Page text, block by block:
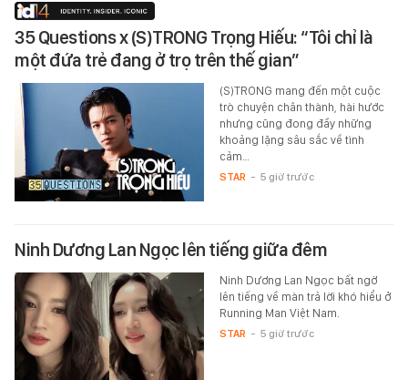
35 Questions x (S)TRONG Trọng Hiếu: “Tôi chỉ là
một đứa trẻ đang ở trọ trên thế gian”
(S)TRONG mang đến một cuộc
trò chuyện chân thành, hài hước
nhưng cũng đong đầy những
khoảng lặng sâu sắc về tình
cảm…
STAR - 5 giờ trước
Ninh Dương Lan Ngọc lên tiếng giữa đêm
Ninh Dương Lan Ngọc bất ngờ
lên tiếng về màn trả lời khó hiểu ở
Running Man Việt Nam.
STAR - 5 giờ trước